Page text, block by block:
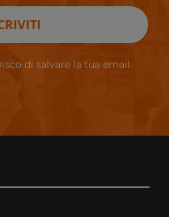
di salvare la tua email.